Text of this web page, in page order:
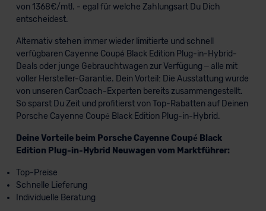
von 1368€/mtl. - egal für welche Zahlungsart Du Dich
entscheidest.
Alternativ stehen immer wieder limitierte und schnell
verfügbaren Cayenne Coupé Black Edition Plug-in-Hybrid-
Deals oder junge Gebrauchtwagen zur Verfügung – alle mit
voller Hersteller-Garantie. Dein Vorteil: Die Ausstattung wurde
von unseren CarCoach-Experten bereits zusammengestellt.
So sparst Du Zeit und profitierst von Top-Rabatten auf Deinen
Porsche Cayenne Coupé Black Edition Plug-in-Hybrid.
Deine Vorteile beim Porsche Cayenne Coupé Black
Edition Plug-in-Hybrid Neuwagen vom Marktführer:
Top-Preise
Schnelle Lieferung
Individuelle Beratung